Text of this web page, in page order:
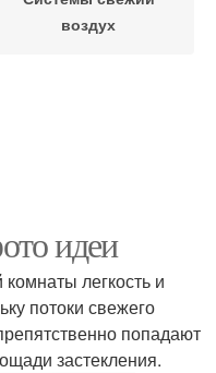
воздух
идеи
легкость и
потоки свежего
попадают
застекления.